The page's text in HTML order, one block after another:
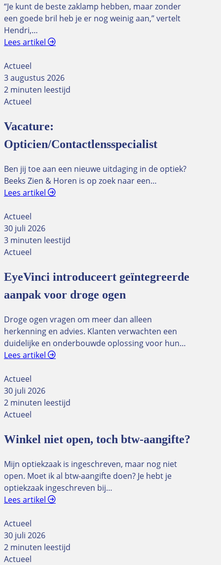
“Je kunt de beste zaklamp hebben, maar zonder
een goede bril heb je er nog weinig aan,” vertelt
Hendri,…
Lees artikel
Actueel
3 augustus 2026
2 minuten leestijd
Actueel
Vacature:
Opticien/Contactlensspecialist
Ben jij toe aan een nieuwe uitdaging in de optiek?
Beeks Zien & Horen is op zoek naar een…
Lees artikel
Actueel
30 juli 2026
3 minuten leestijd
Actueel
EyeVinci introduceert geïntegreerde
aanpak voor droge ogen
Droge ogen vragen om meer dan alleen
herkenning en advies. Klanten verwachten een
duidelijke en onderbouwde oplossing voor hun…
Lees artikel
Actueel
30 juli 2026
2 minuten leestijd
Actueel
Winkel niet open, toch btw-aangifte?
Mijn optiekzaak is ingeschreven, maar nog niet
open. Moet ik al btw-aangifte doen? Je hebt je
optiekzaak ingeschreven bij…
Lees artikel
Actueel
30 juli 2026
2 minuten leestijd
Actueel